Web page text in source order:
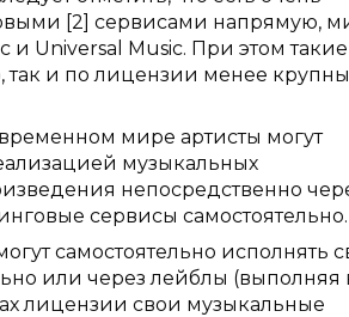
[2] сервисами напрямую,
и Universal Music. При этом такие
и по лицензии менее
мире артисты могут
музыкальных
непосредственно
сервисы самостоятельно.
самостоятельно исполнять
или через лейблы (выполняя
лицензии свои музыкальные